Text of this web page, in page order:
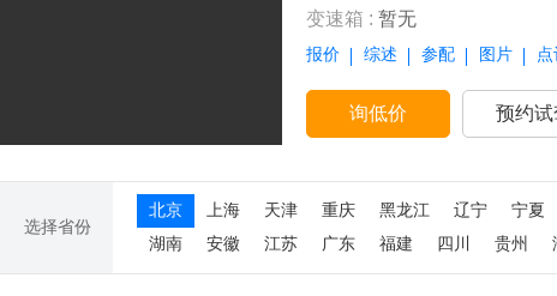
变速箱 : 暂无
报价 综述 参配 图片
询低价 预约试
选择省份
北京 上海 天津 重庆 黑龙江 辽宁 宁夏
湖南
安徽 江苏 广东 福建 四川 贵州